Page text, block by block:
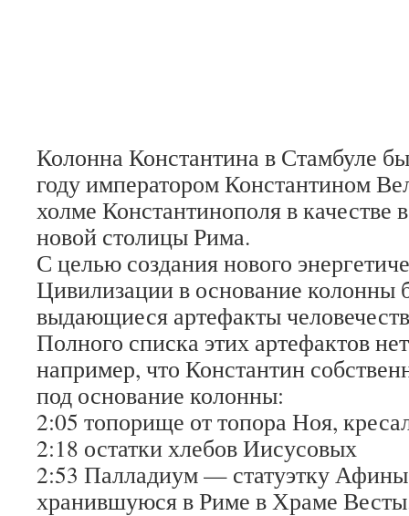
Колонна Константина в Стамбуле
году императором Константином
холме Константинополя в качестве
новой столицы Рима.
С целью создания нового
Цивилизации в основание колонны
выдающиеся артефакты
Полного списка этих артефактов
например, что Константин
под основание колонны:
2:05 топорище от топора Ноя,
2:18 остатки хлебов Иисусовых
2:53 Палладиум — статуэтку
хранившуюся в Риме в Храме